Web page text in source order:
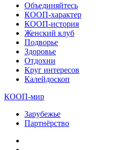
Объединяйтесь
КООП-характер
КООП-история
Женский клуб
Подворье
Здоровье
Отдохни
Круг интересов
Калейдоскоп
КООП-мир
Зарубежье
Партнёрство